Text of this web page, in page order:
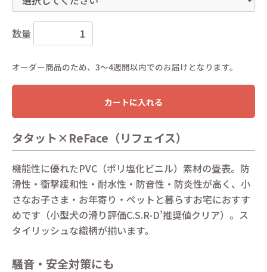
数量
オーダー商品のため、3〜4週間以内でのお届けとなります。
カートに入れる
タタット×ReFace（リフェイス）
機能性に優れたPVC（ポリ塩化ビニル）素材の畳表。防
滑性・衝撃緩和性・耐水性・防音性・防炎性が高く、小
さなお子さま・お年寄り・ペットと暮らすお宅におすす
めです（小型犬の滑り評価C.S.R-D’推奨値クリア）。ス
タイリッシュな織柄が揃います。
騒音・安全対策にも